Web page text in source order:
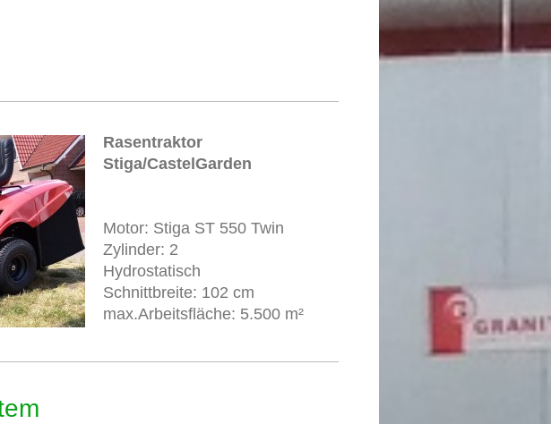
Rasentraktor
Stiga/CastelGarden
Motor: Stiga ST 550 Twin
Zylinder: 2
Hydrostatisch
Schnittbreite: 102 cm
max.Arbeitsfläche: 5.500 m²